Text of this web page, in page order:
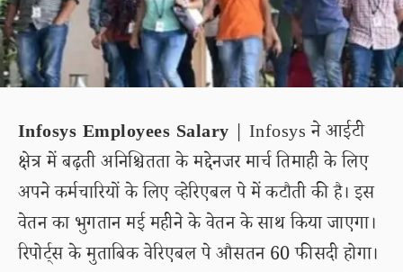
Infosys Employees Salary | Infosys ने आईटी
क्षेत्र में बढ़ती अनिश्चितता के मद्देनजर मार्च तिमाही के लिए
अपने कर्मचारियों के लिए व्हेरिएबल पे में कटौती की है। इस
वेतन का भुगतान मई महीने के वेतन के साथ किया जाएगा।
रिपोर्ट्स के मुताबिक वेरिएबल पे औसतन 60 फीसदी होगा।